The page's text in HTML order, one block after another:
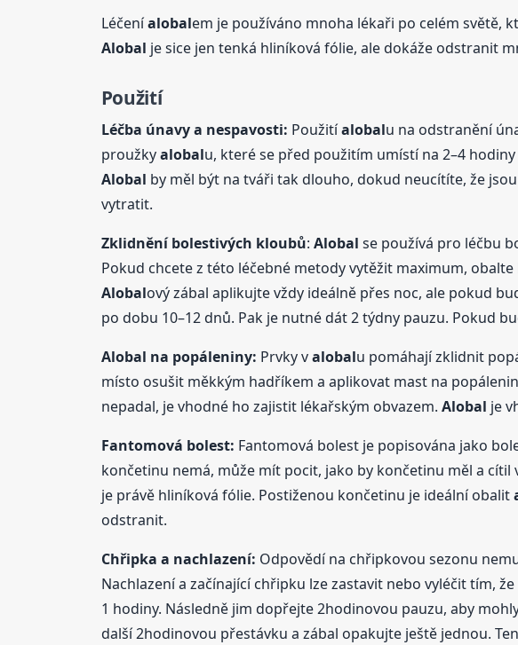
Léčeníalobalem je používáno mnoha lékaři po celém světě,
Alobal je sice jen tenká hliníková fólie, ale dokáže odstranit
Použití
Léčba únavy a nespavosti: Použitíalobalu na odstranění
proužkyalobalu, které se před použitím umístí na 2–4
Alobal by měl být na tváři tak dlouho, dokud neucítíte, že
vytratit.
Zklidnění bolestivých kloubů: Alobal se používá pro léčbu
Pokud chcete z této léčebné metody vytěžit maximum,
Alobalový zábal aplikujte vždy ideálně přes noc, ale pokud
po dobu 10–12 dnů. Pak je nutné dát 2 týdny pauzu. Pokud
Alobal na popáleniny: Prvky valobalu pomáhají zklidnit
místo osušit měkkým hadříkem a aplikovat mast na
nepadal, je vhodné ho zajistit lékařským obvazem. Alobal je
Fantomová bolest: Fantomová bolest je popisována jako
končetinu nemá, může mít pocit, jako by končetinu měl a
je právě hliníková fólie. Postiženou končetinu je ideální obalit
odstranit.
Chřipka a nachlazení: Odpovědí na chřipkovou sezonu
Nachlazení a začínající chřipku lze zastavit nebo vyléčit tím,
1 hodiny. Následně jim dopřejte 2hodinovou pauzu, aby
další 2hodinovou přestávku a zábal opakujte ještě jednou.